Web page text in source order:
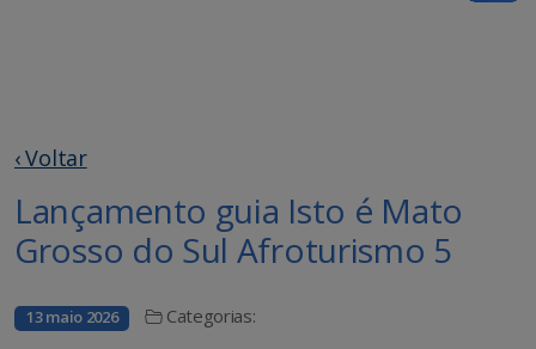
‹ Voltar
Lançamento guia Isto é Mato
Grosso do Sul Afroturismo 5
13 maio 2026 Categorias: